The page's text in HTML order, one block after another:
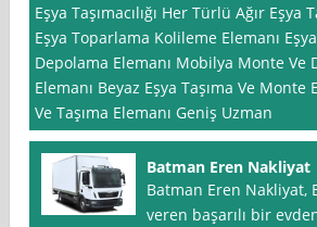
Eşya Taşımacılığı Her Türlü Ağır Eşya
Eşya Toparlama Kolileme Elemanı
Depolama Elemanı Mobilya Monte Ve
Elemanı Beyaz Eşya Taşıma Ve Monte
Ve Taşıma Elemanı Geniş Uzman
Batman Eren Nakliyat
Batman Eren Nakliyat,
veren başarılı bir